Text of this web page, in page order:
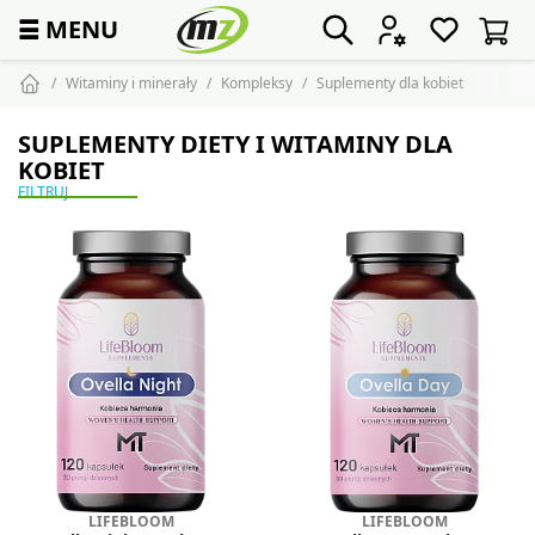
☰ MENU
Witaminy i minerały Kompleksy Suplementy dla kobiet
SUPLEMENTY DIETY I WITAMINY DLA
KOBIET
FILTRUJ
LIFEBLOOM LIFEBLOOM